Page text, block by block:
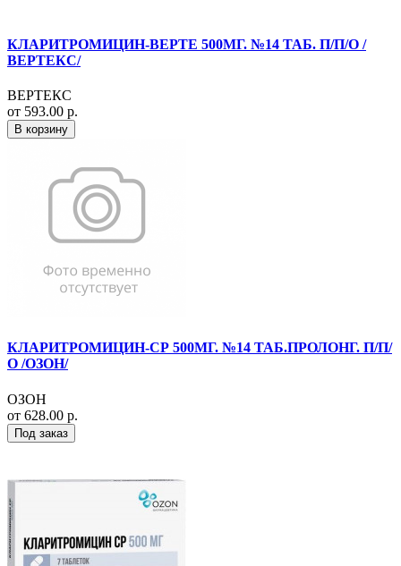
КЛАРИТРОМИЦИН-ВЕРТЕ 500МГ. №14 ТАБ. П/П/О /
ВЕРТЕКС/
ВЕРТЕКС
от 593.00 р.
В корзину
КЛАРИТРОМИЦИН-СР 500МГ. №14 ТАБ.ПРОЛОНГ. П/П/
О /ОЗОН/
ОЗОН
от 628.00 р.
Под заказ